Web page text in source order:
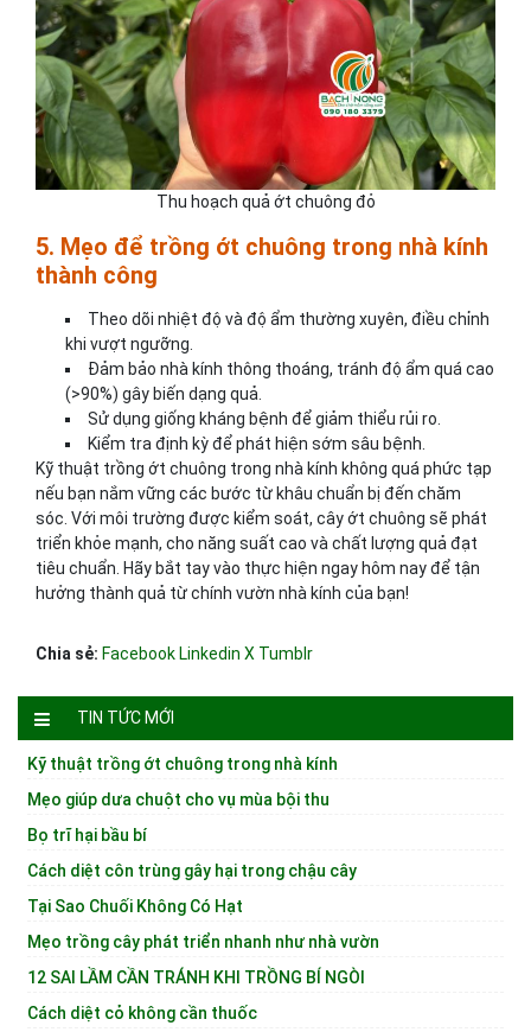
Thu hoạch quả ớt chuông đỏ
5. Mẹo để trồng ớt chuông trong nhà kính
thành công
Theo dõi nhiệt độ và độ ẩm thường xuyên, điều chỉnh
khi vượt ngưỡng.
Đảm bảo nhà kính thông thoáng, tránh độ ẩm quá cao
(>90%) gây biến dạng quả.
Sử dụng giống kháng bệnh để giảm thiểu rủi ro.
Kiểm tra định kỳ để phát hiện sớm sâu bệnh.
Kỹ thuật trồng ớt chuông trong nhà kính không quá phức tạp
nếu bạn nắm vững các bước từ khâu chuẩn bị đến chăm
sóc. Với môi trường được kiểm soát, cây ớt chuông sẽ phát
triển khỏe mạnh, cho năng suất cao và chất lượng quả đạt
tiêu chuẩn. Hãy bắt tay vào thực hiện ngay hôm nay để tận
hưởng thành quả từ chính vườn nhà kính của bạn!
Chia sẻ: FacebookLinkedin X Tumblr
TIN TỨC MỚI
Kỹ thuật trồng ớt chuông trong nhà kính
Mẹo giúp dưa chuột cho vụ mùa bội thu
Bọ trĩ hại bầu bí
Cách diệt côn trùng gây hại trong chậu cây
Tại Sao Chuối Không Có Hạt
Mẹo trồng cây phát triển nhanh như nhà vườn
12 SAI LẦM CẦN TRÁNH KHI TRỒNG BÍ NGÒI
Cách diệt cỏ không cần thuốc